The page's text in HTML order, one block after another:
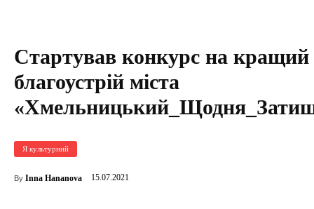
Стартував конкурс на кращий
благоустрій міста
Я культурний
By Inna Hananova 15.07.2021